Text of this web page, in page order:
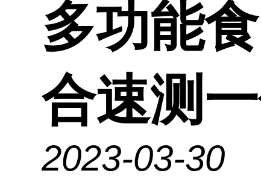
多功能
合速测
2023-03-30